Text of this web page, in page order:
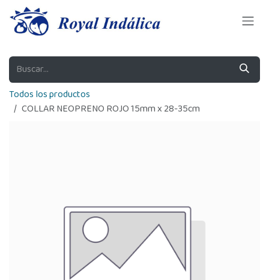
Ir al contenido
Todos los productos
COLLAR NEOPRENO ROJO 15mm x 28-35cm